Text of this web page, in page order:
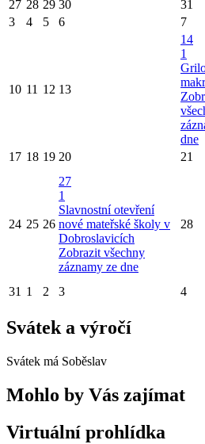
27 28 29 30 31
3
4 5 6 7
10 11 12 13
14
1
dne
17 18 19 20 21
24 25 26
27
1
Slavnostní otevření
nové mateřské školy v
Dobroslavicích
Zobrazit všechny
záznamy ze dne
28
31 1 2 3 4
Svátek a výročí
Svátek má Soběslav
Mohlo by Vás zajímat
Virtuální prohlídka